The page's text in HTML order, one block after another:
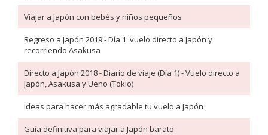
Viajar a Japón con bebés y niños pequeños
Regreso a Japón 2019 - Día 1: vuelo directo a Japón y
recorriendo Asakusa
Directo a Japón 2018 - Diario de viaje (Día 1) - Vuelo directo a
Japón, Asakusa y Ueno (Tokio)
Ideas para hacer más agradable tu vuelo a Japón
Guía definitiva para viajar a Japón barato